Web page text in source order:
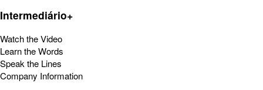
Intermediário+
Watch the Video
Learn the Words
Speak the Lines
Company Information